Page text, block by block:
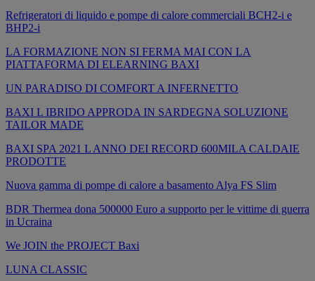
Refrigeratori di liquido e pompe di calore commerciali BCH2-i e
BHP2-i
LA FORMAZIONE NON SI FERMA MAI CON LA
PIATTAFORMA DI ELEARNING BAXI
UN PARADISO DI COMFORT A INFERNETTO
BAXI L IBRIDO APPRODA IN SARDEGNA SOLUZIONE
TAILOR MADE
BAXI SPA 2021 L ANNO DEI RECORD 600MILA CALDAIE
PRODOTTE
Nuova gamma di pompe di calore a basamento Alya FS Slim
BDR Thermea dona 500000 Euro a supporto per le vittime di guerra
in Ucraina
We JOIN the PROJECT Baxi
LUNA CLASSIC